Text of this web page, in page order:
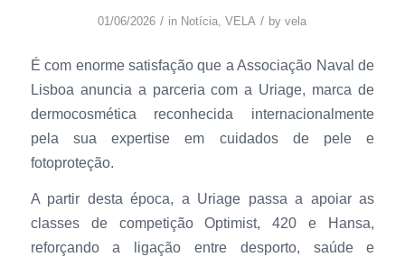
01/06/2026 / in Notícia,VELA / byvela
É com enorme satisfação que a Associação Naval de
Lisboa anuncia a parceria com a Uriage, marca de
dermocosmética reconhecida internacionalmente
pela sua expertise em cuidados de pele e
fotoproteção.
A partir desta época, a Uriage passa a apoiar as
classes de competição Optimist, 420 e Hansa,
reforçando a ligação entre desporto, saúde e